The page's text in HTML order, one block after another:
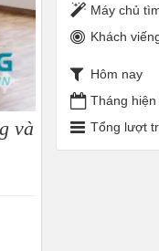
và
Máy chủ
Khách
Hôm nay
Tháng hiện
Tổng lượt